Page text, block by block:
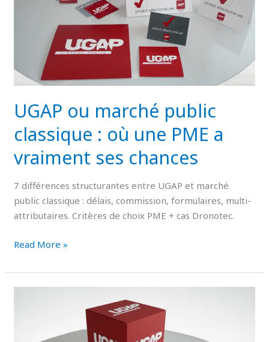
UGAP ou marché public
classique : où une PME a
vraiment ses chances
7 différences structurantes entre UGAP et marché
public classique : délais, commission, formulaires, multi-
attributaires. Critères de choix PME + cas Dronotec.
vraiment
ses
Read More »